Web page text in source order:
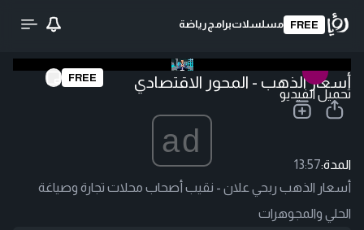
FREE مسلسلاتبرامج رياضة
تحميل الفيديو
FREE أسعار الذهب - المحور الاقتصادي
ad
المدة:13:57
أسعار الذهب ربحي علان - نقيب أصحاب محلات تجارة وصياغة
الحلي والمجوهرات